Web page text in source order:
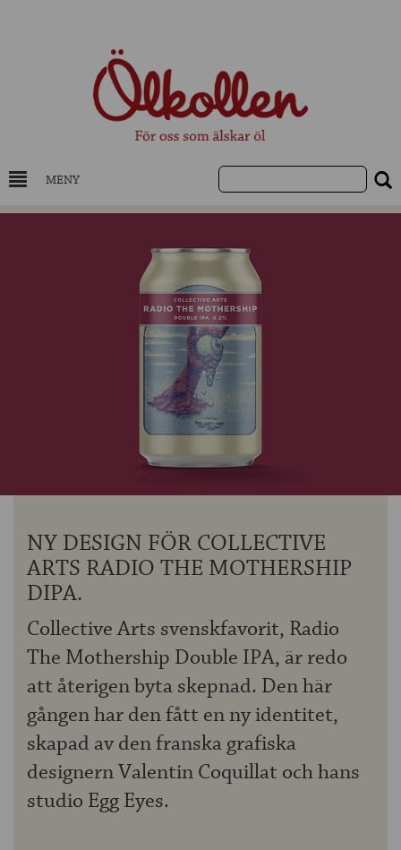
MENY
UTVALDA ÖL
UTVALDA CIDER
UTVALDA DESTILLAT
OM ÖLKOLLEN
KONTAKTA OSS
NY DESIGN FÖR COLLECTIVE
ARTS RADIO THE MOTHERSHIP
DIPA.
Collective Arts svenskfavorit, Radio
The Mothership Double IPA, är redo
att återigen byta skepnad. Den här
gången har den fått en ny identitet,
skapad av den franska grafiska
designern Valentin Coquillat och hans
studio Egg Eyes.